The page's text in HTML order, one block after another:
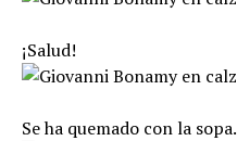
¡Salud!
Se ha quemado con la sopa.